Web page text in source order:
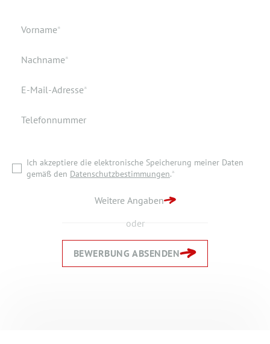
Pflichtfeld
Vorname*
Pflichtfeld
Nachname*
Pflichtfeld
E-Mail-Adresse*
Telefonnummer
Ich akzeptiere die elektronische Speicherung meiner Daten
gemäß den Datenschutzbestimmungen.*
Weitere Angaben
oder
BEWERBUNG ABSENDEN
Verfügbar ab
Dokumente
Ich akzeptiere die elektronische Speicherung meiner Daten
ZURÜCK ZUR STARTSEITE